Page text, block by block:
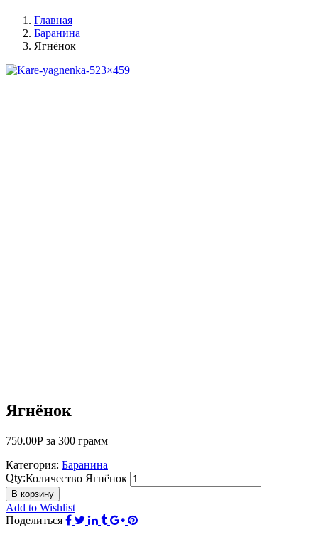
Главная
Баранина
Ягнёнок
Ягнёнок
750.00Р за 300 грамм
Категория: Баранина
Qty:Количество Ягнёнок
В корзину
Add to Wishlist
Поделиться